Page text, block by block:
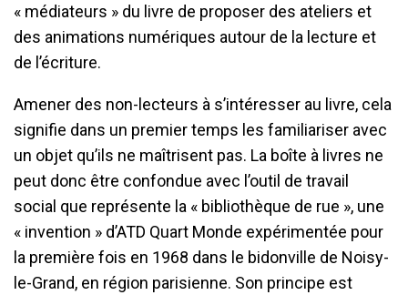
« médiateurs » du livre de proposer des ateliers et
des animations numériques autour de la lecture et
de l’écriture .
Amener des non-lecteurs à s’intéresser au livre, cela
signifie dans un premier temps les familiariser avec
un objet qu’ils ne maîtrisent pas. La boîte à livres ne
peut donc être confondue avec l’outil de travail
social que représente la « bibliothèque de rue », une
« invention » d’ATD Quart Monde expérimentée pour
la première fois en 1968 dans le bidonville de Noisy-
le-Grand, en région parisienne. Son principe est